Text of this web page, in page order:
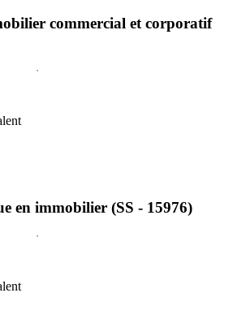
commercial et corporatif
en immobilier (SS - 15976)